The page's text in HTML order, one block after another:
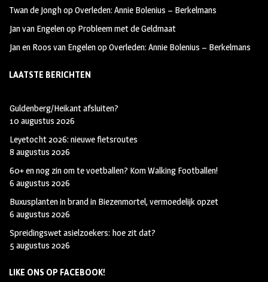
Twan de JonghopOverleden: Annie Bolenius – Berkelmans
Jan van Engelenop Probleem met de Geldmaat
Jan en Roos van EngelenopOverleden: Annie Bolenius – Berkelmans
LAATSTE BERICHTEN
Guldenberg/Heikant afsluiten?
10 augustus 2026
Leyetocht 2026: nieuwe fietsroutes
8 augustus 2026
60+ en nog zin om te voetballen? Kom Walking Footballen!
6 augustus 2026
Buxusplanten in brand in Biezenmortel, vermoedelijk opzet
6 augustus 2026
Spreidingswet asielzoekers: hoe zit dat?
5 augustus 2026
LIKE ONS OP FACEBOOK!